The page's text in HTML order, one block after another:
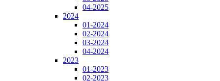
04-2025
2024
01-2024
02-2024
03-2024
04-2024
2023
01-2023
02-2023